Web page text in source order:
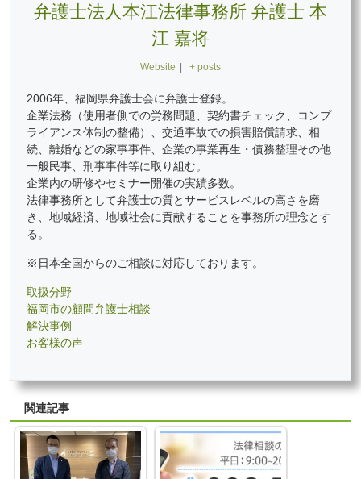
弁護士法人本江法律事務所 弁護士 本
江 嘉将
Website + posts
2006年、福岡県弁護士会に弁護士登録。
企業法務（使用者側での労務問題、契約書チェック、コンプ
ライアンス体制の整備）、交通事故での損害賠償請求、相
続、離婚などの家事事件、企業の事業再生・債務整理その他
一般民事、刑事事件等に取り組む。
企業内の研修やセミナー開催の実績多数。
法律事務所として弁護士の質とサービスレベルの高さを磨
き、地域経済、地域社会に貢献することを事務所の理念とす
る。
※日本全国からのご相談に対応しております。
取扱分野
福岡市の顧問弁護士相談
解決事例
お客様の声
関連記事